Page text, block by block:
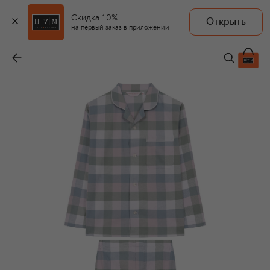
Скидка 10%
на первый заказ в приложении
Открыть
22 400 ₽